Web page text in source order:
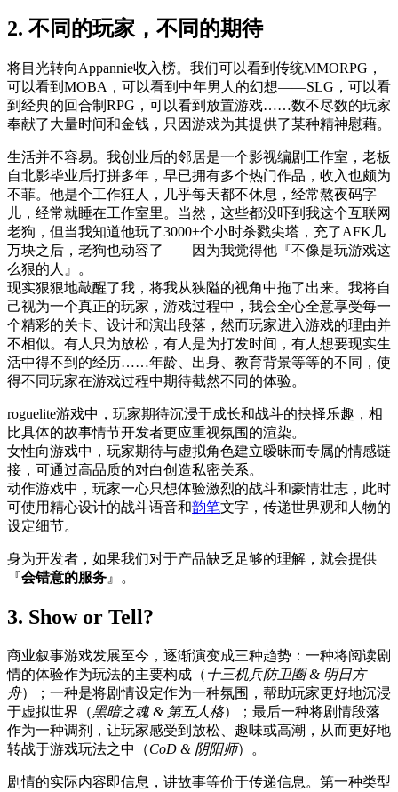
2. 不同的玩家，不同的期待
将目光转向Appannie收入榜。我们可以看到传统MMORPG，
可以看到MOBA，可以看到中年男人的幻想——SLG，可以看
到经典的回合制RPG，可以看到放置游戏……数不尽数的玩家
奉献了大量时间和金钱，只因游戏为其提供了某种精神慰藉。
生活并不容易。我创业后的邻居是一个影视编剧工作室，老板
自北影毕业后打拼多年，早已拥有多个热门作品，收入也颇为
不菲。他是个工作狂人，几乎每天都不休息，经常熬夜码字
儿，经常就睡在工作室里。当然，这些都没吓到我这个互联网
老狗，但当我知道他玩了3000+个小时杀戮尖塔，充了AFK几
万块之后，老狗也动容了——因为我觉得他『不像是玩游戏这
么狠的人』。
现实狠狠地敲醒了我，将我从狭隘的视角中拖了出来。我将自
己视为一个真正的玩家，游戏过程中，我会全心全意享受每一
个精彩的关卡、设计和演出段落，然而玩家进入游戏的理由并
不相似。有人只为放松，有人是为打发时间，有人想要现实生
活中得不到的经历……年龄、出身、教育背景等等的不同，使
得不同玩家在游戏过程中期待截然不同的体验。
roguelite游戏中，玩家期待沉浸于成长和战斗的抉择乐趣，相
比具体的故事情节开发者更应重视氛围的渲染。
女性向游戏中，玩家期待与虚拟角色建立暧昧而专属的情感链
接，可通过高品质的对白创造私密关系。
动作游戏中，玩家一心只想体验激烈的战斗和豪情壮志，此时
可使用精心设计的战斗语音和韵笔文字，传递世界观和人物的
设定细节。
身为开发者，如果我们对于产品缺乏足够的理解，就会提供
『会错意的服务』。
3. Show or Tell?
商业叙事游戏发展至今，逐渐演变成三种趋势：一种将阅读剧
情的体验作为玩法的主要构成（ 十三机兵防卫圈 & 明日方
舟）；一种是将剧情设定作为一种氛围，帮助玩家更好地沉浸
于虚拟世界（黑暗之魂 & 第五人格）；最后一种将剧情段落
作为一种调剂，让玩家感受到放松、趣味或高潮，从而更好地
转战于游戏玩法之中（CoD & 阴阳师）。
剧情的实际内容即信息，讲故事等价于传递信息。第一种类型